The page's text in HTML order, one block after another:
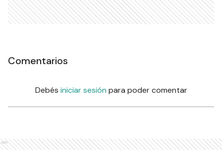
Comentarios
Debés iniciar sesión para poder comentar
Ads